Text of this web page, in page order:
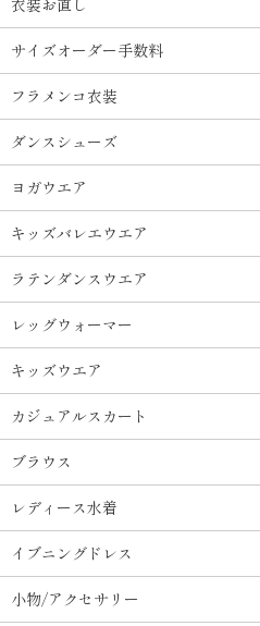
衣装お直し
サイズオーダー手数料
フラメンコ衣装
ダンスシューズ
ヨガウエア
キッズバレエウエア
ラテンダンスウエア
レッグウォーマー
キッズウエア
カジュアルスカート
ブラウス
レディース水着
イブニングドレス
小物/アクセサリー